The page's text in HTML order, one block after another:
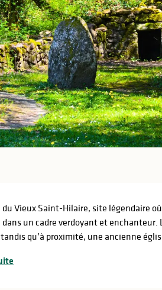
du Vieux Saint-Hilaire, site légendaire
dans un cadre verdoyant et
qu’à proximité, une ancienne